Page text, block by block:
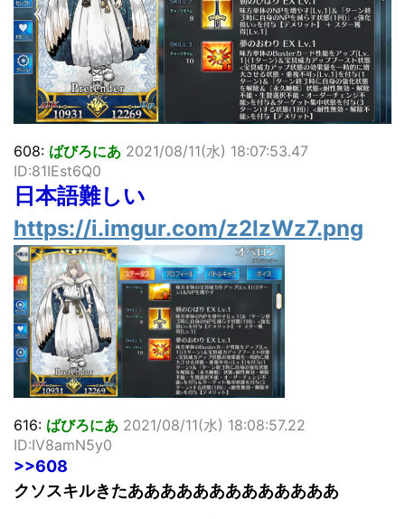
【画像】『プリズマ☆イリヤ』の新グッズ、流石に一線を越
えてしまう
敵「ダンクーガは合体するまでが長過ぎてつまらない」←合
体する前から面白いんだよなぁ
まとめチェッカーは閉鎖しました。RSSの解除をお願いしま
す。
【信長の野望・新生】米問屋をどういう時にどこに建てるの
NHKにようこそ！を見終えたんだがｗｗｗ
Powered by livedoor 相互RSS
608: ばびろにあ 2021/08/11(水) 18:07:53.47
ID:81IEst6Q0
日本語難しい
https://i.imgur.com/z2IzWz7.png
616: ばびろにあ 2021/08/11(水) 18:08:57.22
ID:IV8amN5y0
>>608
クソスキルきたあああああああああああああ